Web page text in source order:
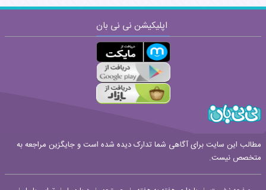
اپلیکیشن نی نی بان
مطالب این سایت برای آگاهی شما تدارک دیده شده است و جایگزین مراجعه به
متخصص نیست.